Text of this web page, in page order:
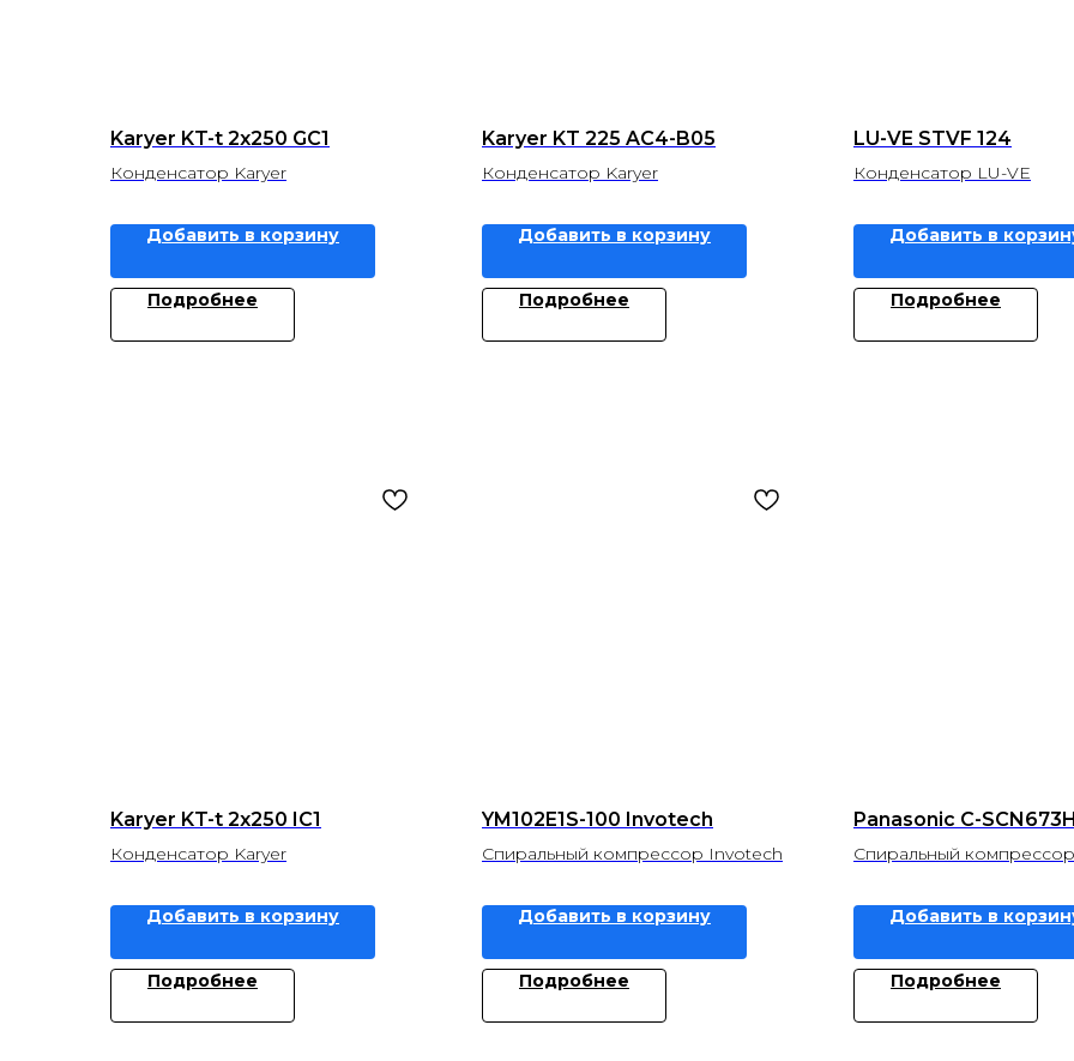
Karyer KT-t 2x250 GC1
Конденсатор Karyer
Добавить в корзину
Подробнее
Karyer KT 225 AC4-B05
Конденсатор Karyer
Добавить в корзину
Подробнее
LU-VE STVF 124
Конденсатор LU-VE
Добавить в
Подробнее
Karyer KT-t 2x250 IC1
Конденсатор Karyer
Добавить в корзину
Подробнее
YM102E1S-100 Invotech
Спиральный компрессор Invotech
Добавить в корзину
Подробнее
Panasonic C-
Спиральный
Добавить в
Подробнее